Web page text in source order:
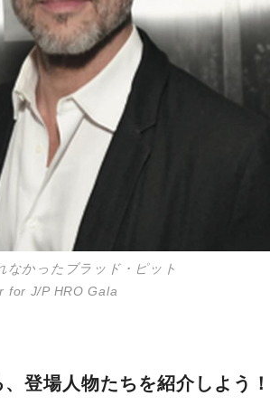
なかったブラッド・ピット
for J/P HRO Gala
登場人物たちを紹介しよう！